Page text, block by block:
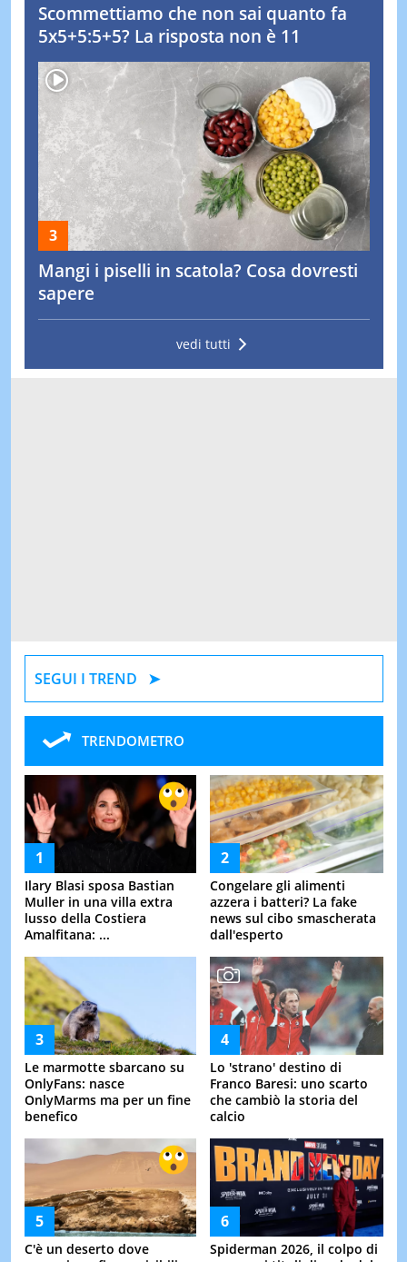
Scommettiamo che non sai quanto fa
5x5+5:5+5? La risposta non è 11
Mangi i piselli in scatola? Cosa dovresti
sapere
vedi tutti
SEGUI I TREND
TRENDOMETRO
Ilary Blasi sposa Bastian
Muller in una villa extra
lusso della Costiera
Amalfitana: ...
Congelare gli alimenti
azzera i batteri? La fake
news sul cibo smascherata
dall'esperto
Le marmotte sbarcano su
OnlyFans: nasce
OnlyMarms ma per un fine
benefico
Lo 'strano' destino di
Franco Baresi: uno scarto
che cambiò la storia del
calcio
C'è un deserto dove
Spiderman 2026, il colpo di